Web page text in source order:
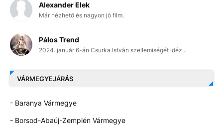
Alexander Elek
Már nézhető és nagyon jó film.
Pálos Trend
2024. január 6-án Csurka István szellemiségét idéz...
VÁRMEGYEJÁRÁS
- Baranya Vármegye
- Borsod-Abaúj-Zemplén Vármegye